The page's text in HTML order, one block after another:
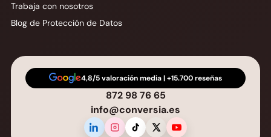
Trabaja con nosotros
Blog de Protección de Datos
4,8/5 valoración media | +15.700 reseñas
872 98 76 65
info@conversia.es